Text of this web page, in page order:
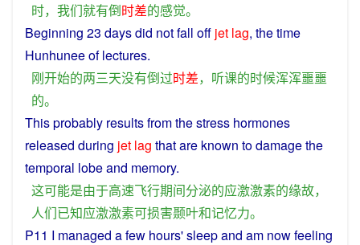
时， 我们就有倒时差的感觉。
Beginning 23 daysdid notfall off jet lag, thetime
Hunhuneeof lectures.
刚开始的两三天没有倒过时差， 听课的时候浑浑噩噩
的。
Thisprobably results from thestress hormones
released during jet lag thatare known todamagethe
temporal lobeand memory.
这可能是由于高速飞行期间分泌的应激激素的缘故，
人们已知应激激素可损害颞叶和记忆力。
P11 I managed afew hours'sleepand am nowfeeling